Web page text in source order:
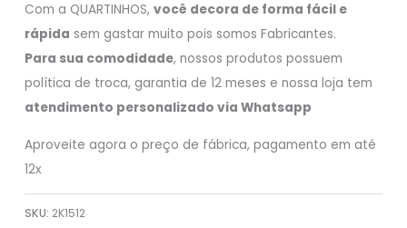
Com a QUARTINHOS,você decora de forma fácil e
rápida sem gastar muito pois somos Fabricantes.
Para sua comodidade, nossos produtos possuem
política de troca, garantia de 12 meses e nossa loja tem
atendimento personalizado via Whatsapp
Aproveite agora o preço de fábrica, pagamento em até
12x
SKU: 2K1512